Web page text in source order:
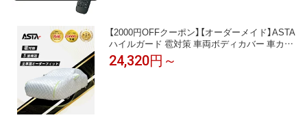
【2000円OFFクーポン】【オーダーメイド】ASTA
ハイルガード 雹対策 車両ボディカバー 車カバ
ー 5層構造 極厚 凍結防止 シビックタイプR ラ
ンドクルーザー対応
24,320円～